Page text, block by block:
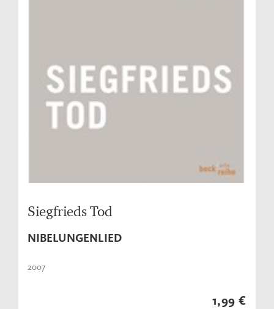
Siegfrieds Tod
NIBELUNGENLIED
2007
1,99 €